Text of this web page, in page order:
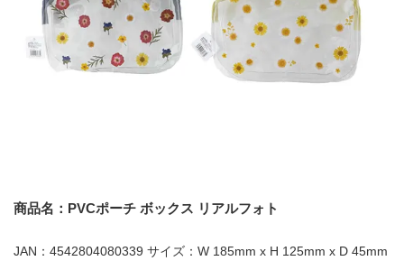
商品名：PVCポーチ ボックス リアルフォト
JAN：4542804080339 サイズ：W 185mm x H 125mm x D 45mm